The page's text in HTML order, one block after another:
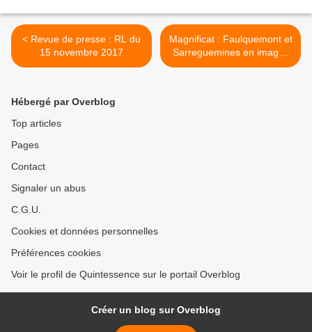
< Revue de presse : RL du
15 novembre 2017
Magnificat : Faulquemont et
Sarreguemines en images
>
Hébergé par Overblog
Top articles
Pages
Contact
Signaler un abus
C.G.U.
Cookies et données personnelles
Préférences cookies
Voir le profil de Quintessence sur le portail Overblog
Créer un blog sur Overblog